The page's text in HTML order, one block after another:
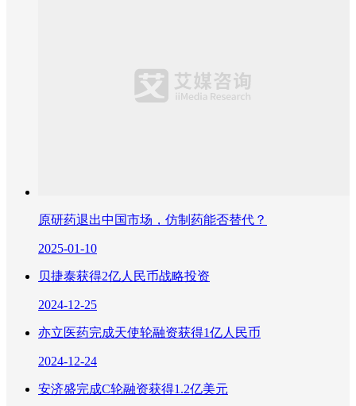
原研药退出中国市场，仿制药能否替代？
2025-01-10
贝捷泰获得2亿人民币战略投资
2024-12-25
亦立医药完成天使轮融资获得1亿人民币
2024-12-24
安济盛完成C轮融资获得1.2亿美元